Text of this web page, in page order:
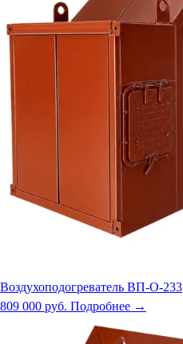
Воздухоподогреватель ВП-О-233
809 000 руб. Подробнее →